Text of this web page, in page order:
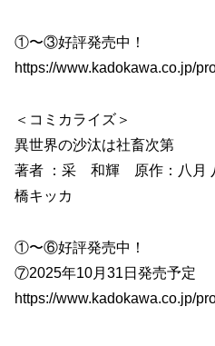
①〜③好評発売中！
https://www.kadokawa.co.jp/
＜コミカライズ＞
異世界の沙汰は社畜次第
著者 ：采 和輝 原作：八月
橋キッカ
①〜⑥好評発売中！
⑦2025年10月31日発売予定
https://www.kadokawa.co.jp/